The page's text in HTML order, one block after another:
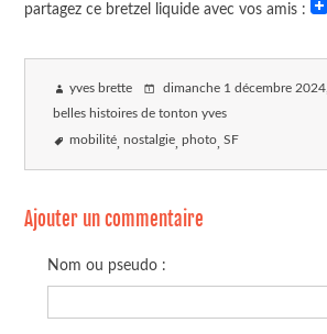
partagez ce bretzel liquide avec vos amis :
yves brette dimanche 1 décembre 2024
belles histoires de tonton yves
mobilité nostalgie photo SF
Ajouter un commentaire
Nom ou pseudo :